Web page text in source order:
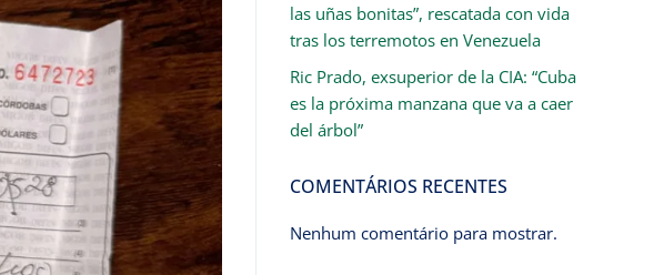
las uñas bonitas”, rescatada con vida
tras los terremotos en Venezuela
Ric Prado, exsuperior de la CIA: “Cuba
es la próxima manzana que va a caer
del árbol”
COMENTÁRIOS RECENTES
Nenhum comentário para mostrar.